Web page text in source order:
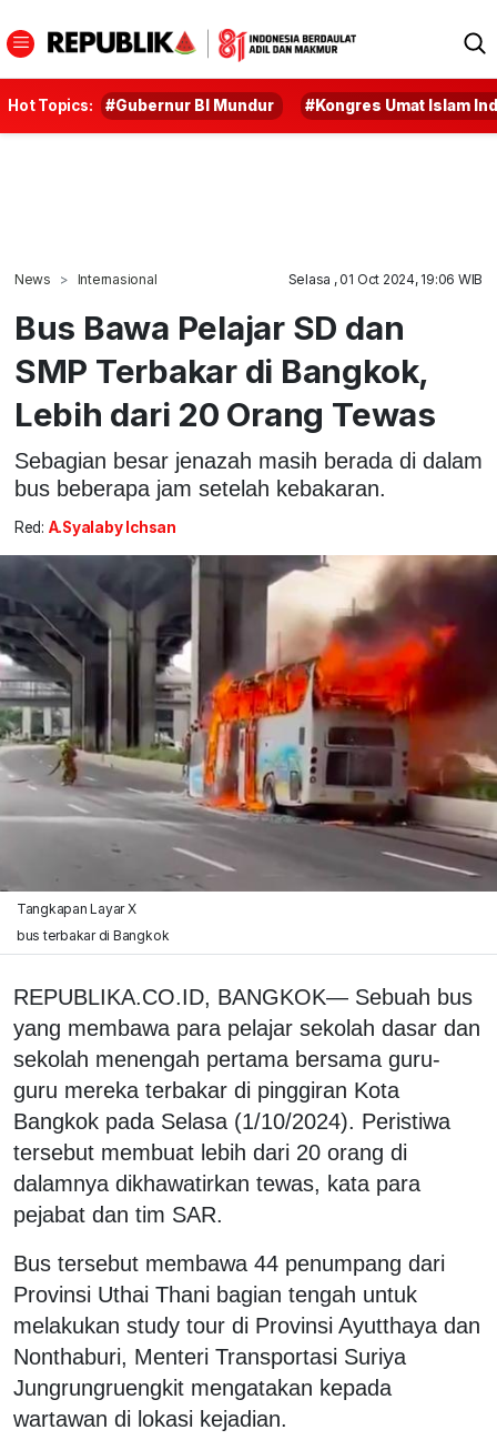
Hot Topics: #Gubernur BI Mundur #Kongres Umat Islam
News Internasional Selasa , 01 Oct 2024, 19:06 WIB
Bus Bawa Pelajar SD dan
SMP Terbakar di Bangkok,
Lebih dari 20 Orang Tewas
Sebagian besar jenazah masih berada di dalam
bus beberapa jam setelah kebakaran.
Red: A.Syalaby Ichsan
Tangkapan Layar X
bus terbakar di Bangkok
REPUBLIKA.CO.ID, BANGKOK— Sebuah bus
yang membawa para pelajar sekolah dasar dan
sekolah menengah pertama bersama guru-
guru mereka terbakar di pinggiran Kota
Bangkok pada Selasa (1/10/2024). Peristiwa
tersebut membuat lebih dari 20 orang di
dalamnya dikhawatirkan tewas, kata para
pejabat dan tim SAR.
Bus tersebut membawa 44 penumpang dari
Provinsi Uthai Thani bagian tengah untuk
melakukan study tour di Provinsi Ayutthaya dan
Nonthaburi, Menteri Transportasi Suriya
Jungrungruengkit mengatakan kepada
wartawan di lokasi kejadian.